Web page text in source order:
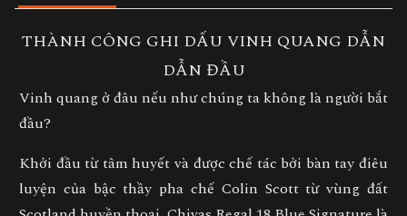
THÀNH CÔNG GHI DẤU VINH QUANG DẪN
DẪN ĐẦU
Vinh quang ở đâu nếu như chúng ta không là người bắt
đầu?
Khởi đầu từ tâm huyết và được chế tác bởi bàn tay điêu
luyện của bậc thầy pha chế Colin Scott từ vùng đất